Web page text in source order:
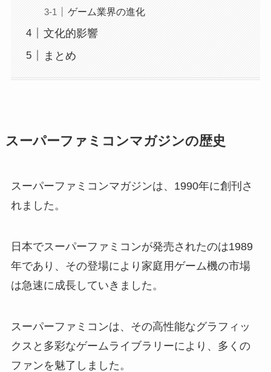
ゲーム業界の進化
文化的影響
まとめ
スーパーファミコンマガジンの歴史
スーパーファミコンマガジンは、1990年に創刊さ
れました。
日本でスーパーファミコンが発売されたのは1989
年であり、その登場により家庭用ゲーム機の市場
は急速に成長していきました。
スーパーファミコンは、その高性能なグラフィッ
クスと多彩なゲームライブラリーにより、多くの
ファンを魅了しました。